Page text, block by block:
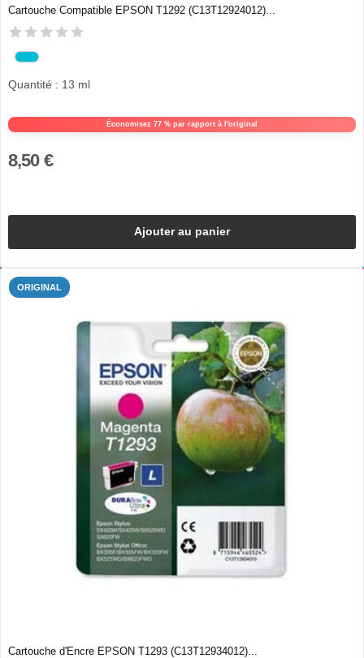
Cartouche Compatible EPSON T1292 (C13T12924012)...
Économisez 77 % par rapport à l'original
Quantité : 13 ml
8,50 €
Ajouter au panier
ORIGINAL
Cartouche d'Encre EPSON T1293 (C13T12934012)...